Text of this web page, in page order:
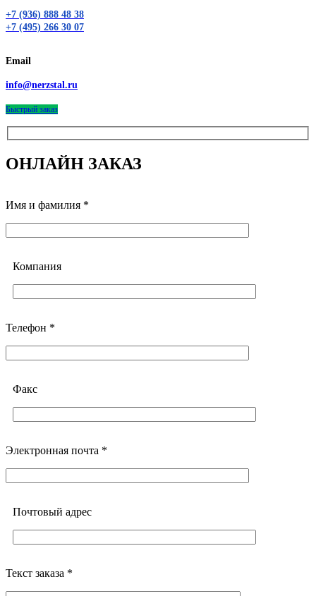
+7 (936) 888 48 38
+7 (495) 266 30 07
Email
info@nerzstal.ru
Быстрый заказ
ОНЛАЙН ЗАКАЗ
Имя и фамилия *
Компания
Телефон *
Факс
Электронная почта *
Почтовый адреc
Текст заказа *